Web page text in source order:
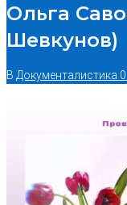
Ольга
Шевкунов)
В Документалистика